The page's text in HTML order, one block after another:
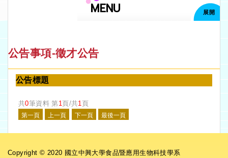
MENU 展開
公告事項-徵才公告
公告標題
共0筆資料 第 1頁/共1頁
Copyright © 2020 國立中興大學食品暨應用生物科技學系